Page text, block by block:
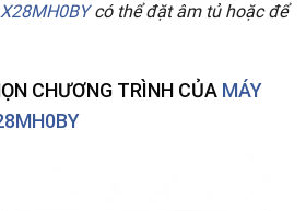
có thể đặt âm tủ hoặc để
CHƯƠNG TRÌNH CỦA MÁY